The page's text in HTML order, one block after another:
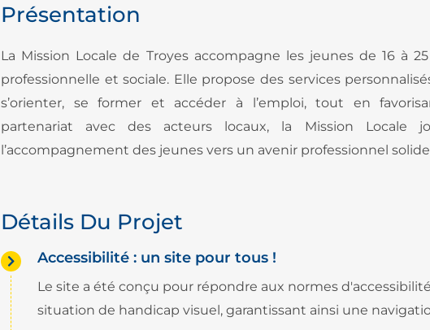
Présentation
La Mission Locale de Troyes accompagne les jeunes de 16 à
professionnelle et sociale. Elle propose des services
s’orienter, se former et accéder à l’emploi, tout en
partenariat avec des acteurs locaux, la Mission Locale
l’accompagnement des jeunes vers un avenir professionnel
Détails Du Projet
Accessibilité : un site pour tous !
Le site a été conçu pour répondre aux normes
situation de handicap visuel, garantissant ainsi une